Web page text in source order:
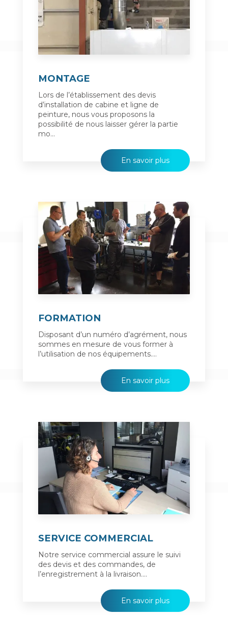
MONTAGE
Lors de l’établissement des devis
d’installation de cabine et ligne de
peinture, nous vous proposons la
possibilité de nous laisser gérer la partie
mo...
En savoir plus
FORMATION
Disposant d’un numéro d’agrément, nous
sommes en mesure de vous former à
l’utilisation de nos équipements....
En savoir plus
SERVICE COMMERCIAL
Notre service commercial assure le suivi
des devis et des commandes, de
l’enregistrement à la livraison....
En savoir plus